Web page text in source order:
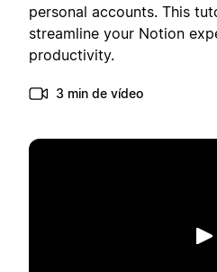
personal accounts. This
streamline your Notion
productivity.
3 min de vídeo